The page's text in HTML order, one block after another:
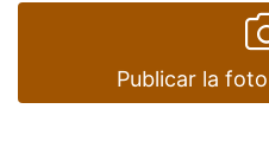
Publicar la